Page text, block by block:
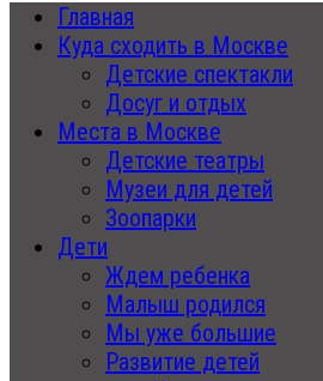
Главная
Куда сходить в Москве
Детские спектакли
Досуг и отдых
Места в Москве
Детские театры
Музеи для детей
Зоопарки
Дети
Ждем ребенка
Малыш родился
Мы уже большие
Развитие детей